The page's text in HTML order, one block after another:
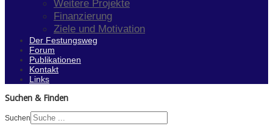
Weitere Projekte
Finanzierung
Ziele und Motivation
Der Festungsweg
Forum
Publikationen
Kontakt
Links
Suchen & Finden
Suchen